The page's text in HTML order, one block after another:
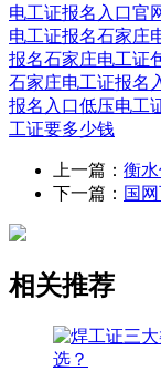
电工证报名入口官
电工证报名石家庄
报名石家庄电工证
石家庄电工证报名
报名入口低压电工
工证要多少钱
上一篇： 衡
下一篇： 国
相关推荐